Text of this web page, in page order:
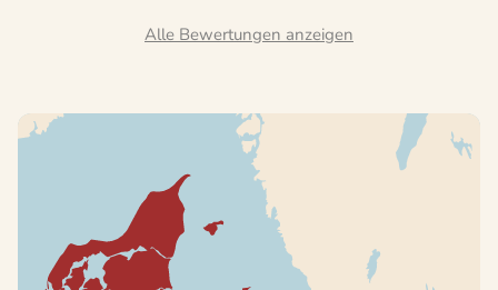
Alle Bewertungen anzeigen